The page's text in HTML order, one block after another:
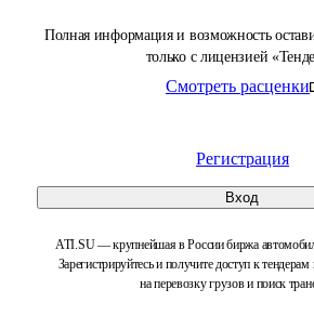
Полная информация и возможность
только с лицензией
Смотреть расценки
Регистрация
Вход
ATI.SU — крупнейшая в России биржа
Зарегистрируйтесь и получите доступ к
на перевозку грузов и поиск